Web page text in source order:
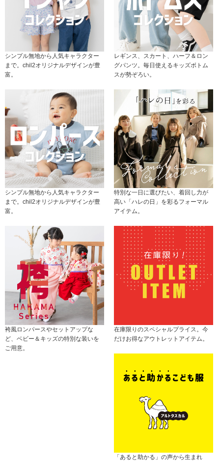
シンプル無地から人気キャラクター
まで。chil2オリジナルデザインが豊
富。
レギンス、スカート、ハーフ＆ロン
グパンツ。毎日使えるキッズボトム
スが勢ぞろい。
シンプル無地から人気キャラクター
まで。chil2オリジナルデザインが豊
富。
特別な一日に選びたい、着回し力が
高い「ハレの日」を彩るフォーマル
アイテム。
袴風ロンパースやセットアップな
ど、ベビー＆キッズの特別な装いを
ご用意。
在庫限りのスペシャルプライス。今
だけお得なアウトレットアイテム。
「あると助かる」の声から生まれ